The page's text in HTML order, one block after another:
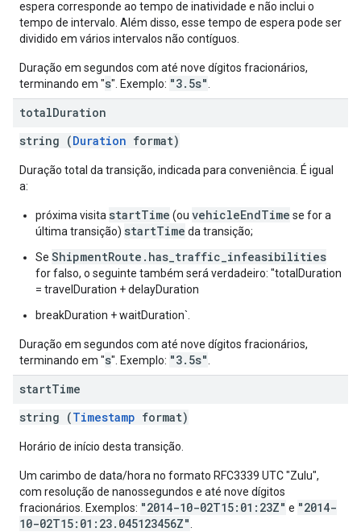
espera corresponde ao tempo de inatividade e não inclui o
tempo de intervalo. Além disso, esse tempo de espera pode ser
dividido em vários intervalos não contíguos.
Duração em segundos com até nove dígitos fracionários,
terminando em "s". Exemplo: "3.5s"
totalDuration
string (Duration format)
Duração total da transição, indicada para conveniência. É igual
a:
próxima visita startTime (ou vehicleEndTime se for a
última transição) startTime da transição;
Se ShipmentRoute.has_traffic_infeasibilities
for falso, o seguinte também será verdadeiro: "totalDuration
= travelDuration + delayDuration
breakDuration + waitDuration`.
Duração em segundos com até nove dígitos fracionários,
terminando em "s". Exemplo: "3.5s"
startTime
string (Timestamp format)
Horário de início desta transição.
Um carimbo de data/hora no formato RFC3339 UTC "Zulu",
com resolução de nanossegundos e até nove dígitos
fracionários. Exemplos: "2014-10-02T15:01:23Z" e "2014-
10-02T15:01:23.045123456Z"